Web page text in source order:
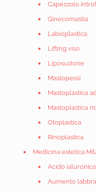
Capezzolo
Ginecomastia
Labioplastica
Lifting viso
Liposuzione
Mastopessi
Mastoplastica
Mastoplastica
Otoplastica
Rinoplastica
Medicina estetica
Acido
Aumento labbra